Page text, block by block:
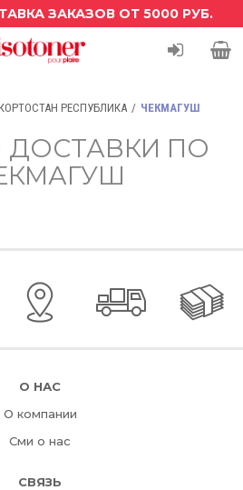
ЗАКАЗОВ ОТ 5000 РУБ.
РЕСПУБЛИКА ЧЕКМАГУШ
ДОСТАВКИ ПО
О НАС
О компании
Сми о нас
СВЯЗЬ